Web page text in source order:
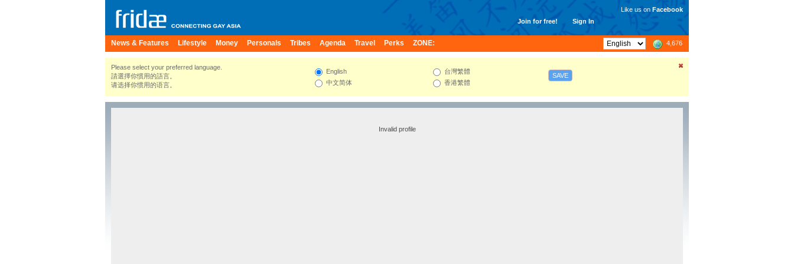
Join for free! Sign In
Like us on Facebook
News & Features Lifestyle Money Personals Tribes Agenda Travel Perks ZONE: 4,676
Please select your preferred language.
請選擇你慣用的語言。
请选择你惯用的语言。
English
中文简体
台灣繁體
香港繁體
SAVE
Invalid profile